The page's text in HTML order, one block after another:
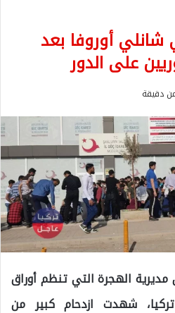
أوروفا بعد
على الدور
دقيقة
مديرية الهجرة التي تنظم أوراق
شهدت ازدحام كبير من